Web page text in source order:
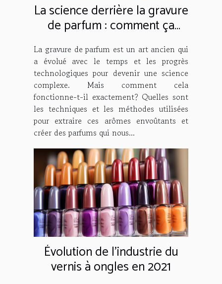
La science derrière la gravure
de parfum : comment ça
marche ?
La gravure de parfum est un art ancien qui
a évolué avec le temps et les progrès
technologiques pour devenir une science
complexe. Mais comment cela
fonctionne-t-il exactement? Quelles sont
les techniques et les méthodes utilisées
pour extraire ces arômes envoûtants et
créer des parfums qui nous...
Évolution de l'industrie du
vernis à ongles en 2021